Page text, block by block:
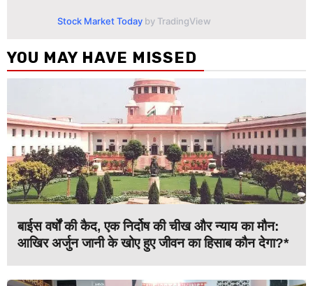
Stock Market Today by TradingView
YOU MAY HAVE MISSED
बाईस वर्षों की कैद, एक निर्दोष की चीख और न्याय का मौन:
आखिर अर्जुन जानी के खोए हुए जीवन का हिसाब कौन देगा?*